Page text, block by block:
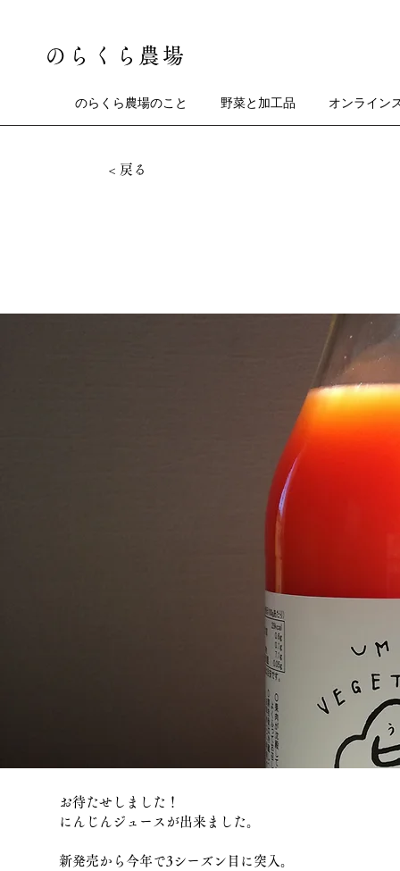
のらくら農場
のらくら農場のこと 野菜と加工品 オンライン
< 戻る
お待たせしました！
にんじんジュースが出来ました。
新発売から今年で3シーズン目に突入。